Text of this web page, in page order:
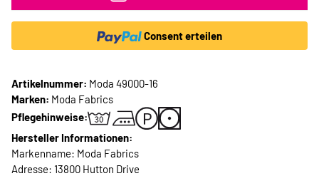
Consent erteilen
Artikelnummer: Moda 49000-16
Marken: Moda Fabrics
Pflegehinweise:
Hersteller Informationen:
Markenname: Moda Fabrics
Adresse: 13800 Hutton Drive